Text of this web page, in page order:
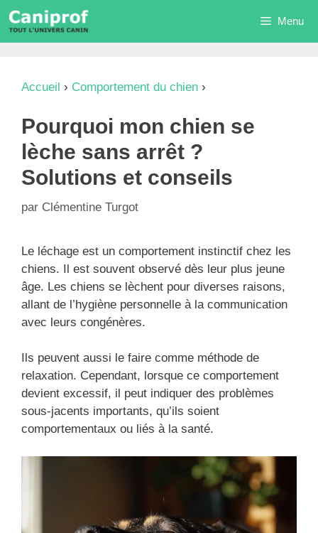
Aller
au
contenu
Menu
Accueil › Comportement du chien ›
Pourquoi mon chien se
lèche sans arrêt ?
Solutions et conseils
par Clémentine Turgot
Le léchage est un comportement instinctif chez les
chiens. Il est souvent observé dès leur plus jeune
âge. Les chiens se lèchent pour diverses raisons,
allant de l’hygiène personnelle à la communication
avec leurs congénères.
Ils peuvent aussi le faire comme méthode de
relaxation. Cependant, lorsque ce comportement
devient excessif, il peut indiquer des problèmes
sous-jacents importants, qu’ils soient
comportementaux ou liés à la santé.